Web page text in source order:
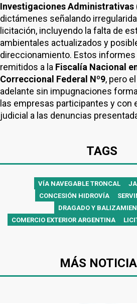
Investigaciones Administrativas
dictámenes señalando
licitación, incluyendo la falta de
ambientales actualizados y
direccionamiento. Estos
remitidos a la Fiscalía Nacional
Correccional Federal Nº9, pero
adelante sin impugnaciones
las empresas participantes y con
judicial a las denuncias
TAGS
VÍA NAVEGABLE TRONCAL
CONCESIÓN HIDROVÍA
DRAGADO Y
COMERCIO EXTERIOR ARGENTINA
MÁS